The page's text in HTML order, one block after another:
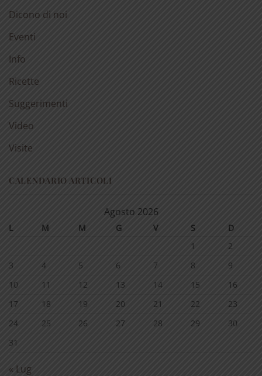
Dicono di noi
Eventi
Info
Ricette
Suggerimenti
Video
Visite
CALENDARIO ARTICOLI
Agosto 2026
L M M G V S
D
1
2
3
4 5 6 7 8
9
10
11 12 13 14 15
16
17
18 19 20 21 22
23
24
25 26 27 28 29
30
31
« Lug